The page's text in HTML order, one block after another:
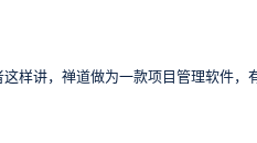
样讲，禅道做为一款项目管理软件